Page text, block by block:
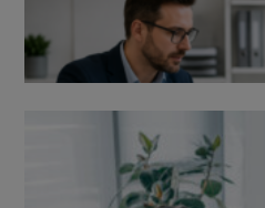
Výpověď ze zdravotních
zaměstnavatele